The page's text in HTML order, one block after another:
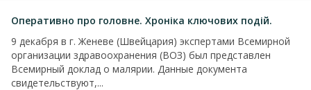
Оперативно про головне. Хроніка ключових подій.
9 декабря в г. Женеве (Швейцария) экспертами Всемирной
организации здравоохранения (ВОЗ) был представлен
Всемирный доклад о малярии. Данные документа
свидетельствуют,...